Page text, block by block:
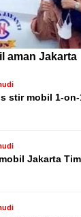
aman Jakarta
stir mobil 1-
Jakarta